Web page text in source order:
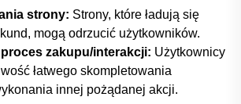
strony: Strony, ⁢które ładują się
mogą odrzucić użytkowników.
zakupu/interakcji: Użytkownicy
łatwego skompletowania
​innej pożądanej akcji.